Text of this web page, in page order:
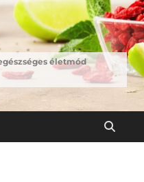
életmód